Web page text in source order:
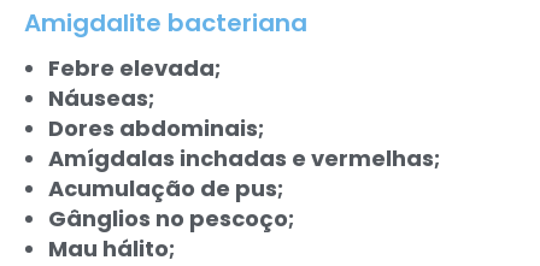
Amigdalite bacteriana
Febre elevada;
Náuseas;
Dores abdominais;
Amígdalas inchadas e vermelhas;
Acumulação de pus;
Gânglios no pescoço;
Mau hálito;